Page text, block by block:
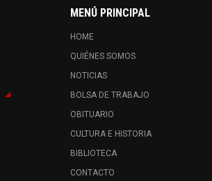
MENÚ PRINCIPAL
HOME
QUIÉNES SOMOS
NOTICIAS
BOLSA DE TRABAJO
OBITUARIO
CULTURA E HISTORIA
BIBLIOTECA
CONTACTO